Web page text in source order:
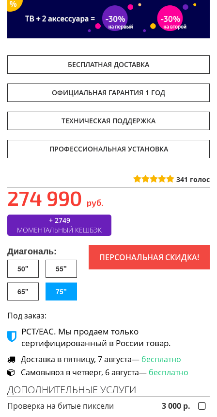
БЕСПЛАТНАЯ ДОСТАВКА
ОФИЦИАЛЬНАЯ ГАРАНТИЯ 1 ГОД
ТЕХНИЧЕСКАЯ ПОДДЕРЖКА
ПРОФЕССИОНАЛЬНАЯ УСТАНОВКА
341 голос
274 990 руб.
+ 2749
МОМЕНТАЛЬНЫЙ КЕШБЭК
ПЕРСОНАЛЬНАЯ СКИДКА!
Диагональ:
50" 55"
65" 75"
Под заказ:
РСТ/ЕАС. Мы продаем только
сертифицированный в России товар.
Доставка в пятницу, 7 августа— бесплатно
Самовывоз в четверг, 6 августа— бесплатно
ДОПОЛНИТЕЛЬНЫЕ УСЛУГИ
Проверка на битые пиксели
3 000 р.